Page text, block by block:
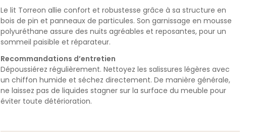
Le lit Torreon allie confort et robustesse grâce à sa structure en
bois de pin et panneaux de particules. Son garnissage en mousse
polyuréthane assure des nuits agréables et reposantes, pour un
sommeil paisible et réparateur.
Recommandations d’entretien
Dépoussiérez régulièrement. Nettoyez les salissures légères avec
un chiffon humide et séchez directement. De manière générale,
ne laissez pas de liquides stagner sur la surface du meuble pour
éviter toute détérioration.